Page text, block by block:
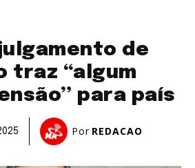
de
traz “algum
para país
Por REDACAO